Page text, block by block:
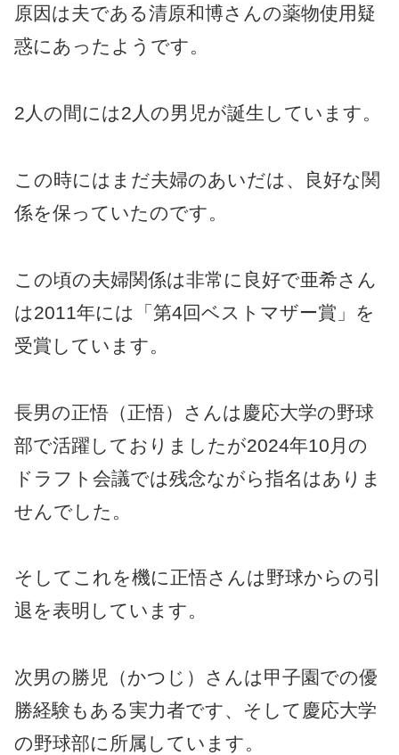
原因は夫である清原和博さんの薬物使用疑
惑にあったようです。
2人の間には2人の男児が誕生しています。
この時にはまだ夫婦のあいだは、良好な関
係を保っていたのです。
この頃の夫婦関係は非常に良好で亜希さん
は2011年には「第4回ベストマザー賞」を
受賞しています。
長男の正悟（正悟）さんは慶応大学の野球
部で活躍しておりましたが2024年10月の
ドラフト会議では残念ながら指名はありま
せんでした。
そしてこれを機に正悟さんは野球からの引
退を表明しています。
次男の勝児（かつじ）さんは甲子園での優
勝経験もある実力者です、そして慶応大学
の野球部に所属しています。